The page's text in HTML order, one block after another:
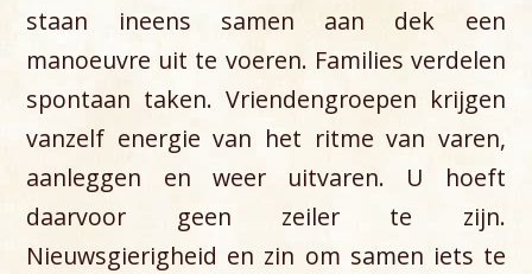
staan ineens samen aan dek een
manoeuvre uit te voeren. Families verdelen
spontaan taken. Vriendengroepen krijgen
vanzelf energie van het ritme van varen,
aanleggen en weer uitvaren. U hoeft
daarvoor geen zeiler te zijn.
Nieuwsgierigheid en zin om samen iets te